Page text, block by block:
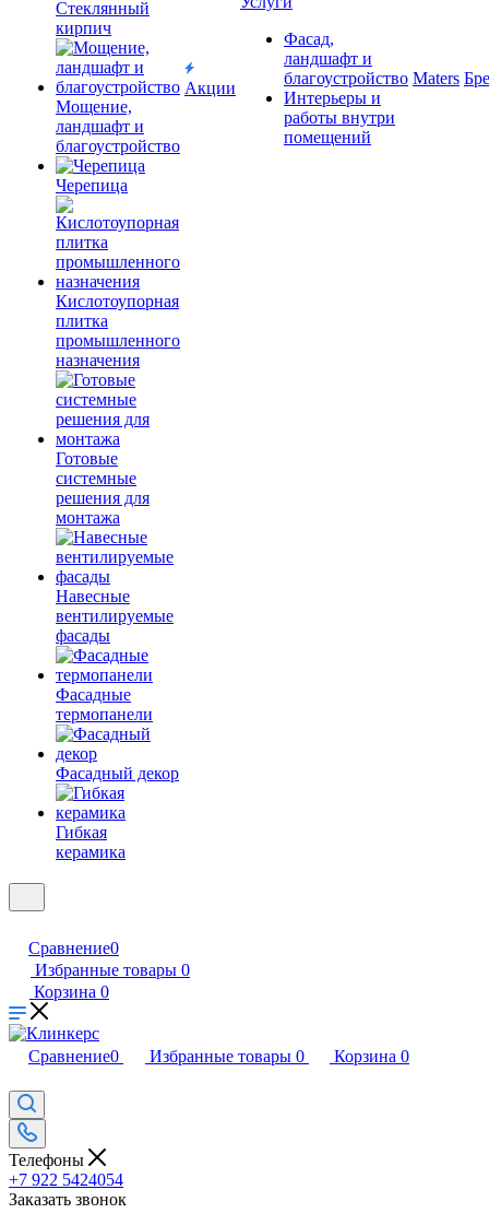
Cтеклянный
кирпич
Мощение,
ландшафт и
благоустройство
Черепица
Кислотоупорная
плитка
промышленного
назначения
Готовые
системные
решения для
монтажа
Навесные
вентилируемые
фасады
Фасадные
термопанели
Фасадный декор
Гибкая
керамика
Акции
Фасад,
ландшафт и
благоустройство
Интерьеры и
работы внутри
помещений
Maters
Сравнение0
Избранные товары 0
Корзина 0
Сравнение0 Избранные товары 0 Корзина 0
Телефоны
+7 922 5424054
Заказать звонок